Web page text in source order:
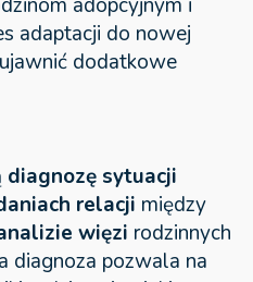
adaptacji do nowej
dodatkowe
diagnozę sytuacji
relacji między
więzi rodzinnych
diagnoza pozwala na